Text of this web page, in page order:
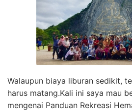
Walaupun biaya liburan sedikit,
harus matang.Kali ini saya mau
mengenai Panduan Rekreasi